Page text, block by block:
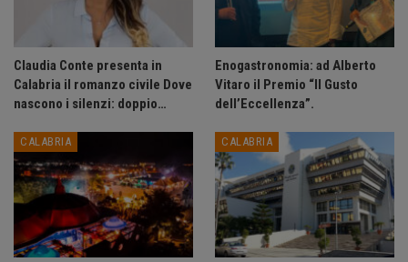
Claudia Conte presenta in
Calabria il romanzo civile Dove
nascono i silenzi: doppio…
Enogastronomia: ad Alberto
Vitaro il Premio “Il Gusto
dell’Eccellenza”.
CALABRIA CALABRIA